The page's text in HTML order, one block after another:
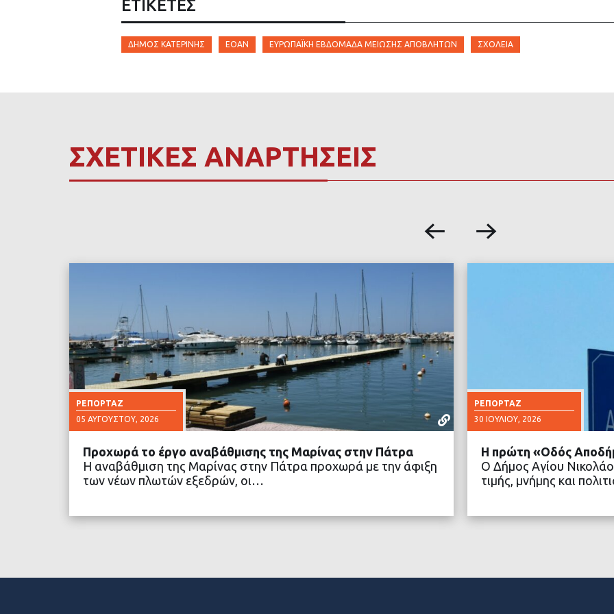
ΕΤΙΚΈΤΕΣ
ΔΉΜΟΣ ΚΑΤΕΡΊΝΗΣ ΕΟΑΝ ΕΥΡΩΠΑΪΚΉ ΕΒΔΟΜΆΔΑ ΜΕΊΩΣΗΣ ΑΠΟΒΛΉΤΩΝ ΣΧΟΛΕΊΑ
ΣΧΕΤΙΚΕΣ ΑΝΑΡΤΗΣΕΙΣ
ΡΕΠΟΡΤΆΖ
05 ΑΥΓΟΎΣΤΟΥ, 2026
ΔΙΑΒΑΣΤΕ ΠΕΡΙΣΣΟΤΕΡΑ
Προχωρά το έργο αναβάθμισης της Μαρίνας στην Πάτρα
Η αναβάθμιση της Μαρίνας στην Πάτρα προχωρά με την άφιξη
των νέων πλωτών εξεδρών, οι…
ΡΕΠΟΡΤΆΖ
30 ΙΟΥΛΊΟΥ, 2026
Η πρώτη «Οδός
Ο Δήμος Αγίου
τιμής, μνήμης και